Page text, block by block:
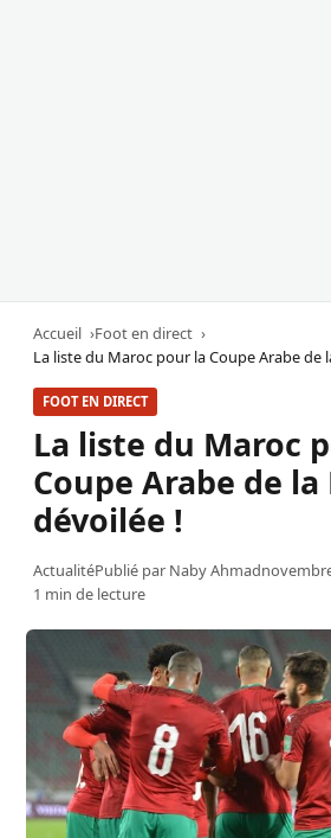
Accueil
Foot en direct
La liste du Maroc pour la Coupe Arabe de
FOOT EN DIRECT
La liste du Maroc
Coupe Arabe de la
dévoilée !
ActualitéPublié par Naby Ahmad
1 min de lecture